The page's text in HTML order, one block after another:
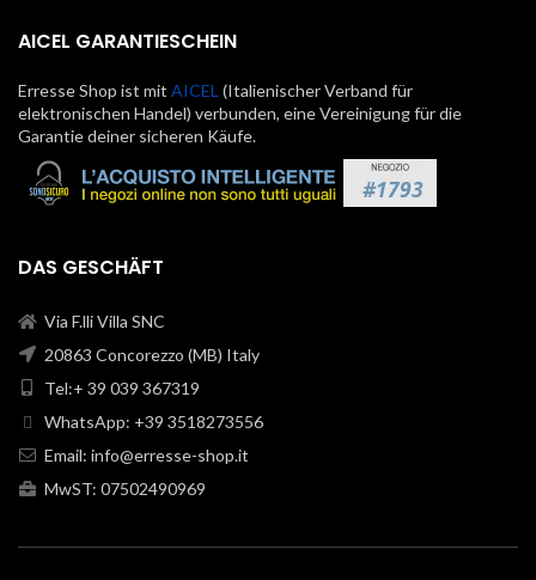
AICEL GARANTIESCHEIN
Erresse Shop ist mit AICEL (Italienischer Verband für
elektronischen Handel) verbunden, eine Vereinigung für die
Garantie deiner sicheren Käufe.
DAS GESCHÄFT
Via F.lli Villa SNC
20863 Concorezzo (MB) Italy
Tel:+ 39 039 367319
WhatsApp: +39 3518273556
Email: info@erresse-shop.it
MwST: 07502490969